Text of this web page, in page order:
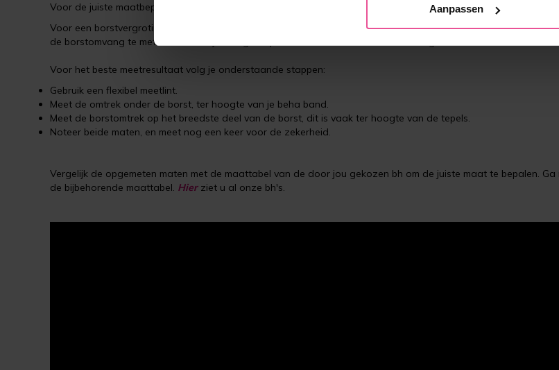
Aanpassen
Voor de juiste maatbepaling meet je jezelf vóór de ingreep. Je hebt dan namelijk nog een betrouwbaar
Voor een borstvergroting raden we aan om de borstomvang te meten zonder bh, echter wanneer je een
de borstomvang te meten wanneer je een goed passende en aansluitende bh draagt.
Voor het beste meetresultaat volg je onderstaande stappen:
Gebruik een flexibel meetlint.
Meet de omtrek onder de borst, ter hoogte van je beha band.
Meet de borstomtrek op het breedste deel van de borst, dit is vaak ter hoogte van de tepels.
Noteer beide maten, en meet nog een keer voor de zekerheid.
Vergelijk de opgemeten maten met de maattabel van de door jou gekozen bh om de juiste maat te bepalen.
de bijbehorende maattabel. Hierziet u al onze bh's.